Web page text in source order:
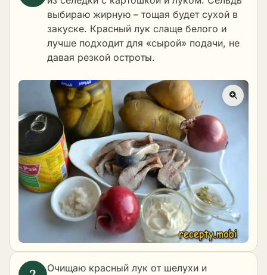
выбираю жирную – тощая будет сухой в
закуске. Красный лук слаще белого и
лучше подходит для «сырой» подачи, не
давая резкой остроты.
Очищаю красный лук от шелухи и